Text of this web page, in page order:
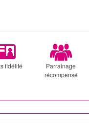
fidélité
Parrainage
récompensé